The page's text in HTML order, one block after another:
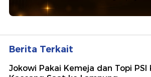
Berita Terkait
Jokowi Pakai Kemeja dan Topi PSI